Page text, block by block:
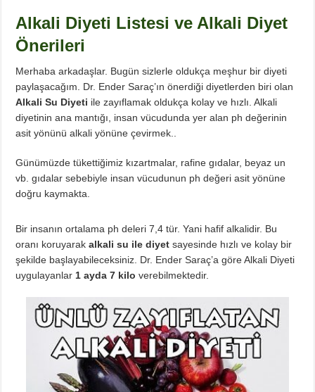
Alkali Diyeti Listesi ve Alkali Diyet
Önerileri
Merhaba arkadaşlar. Bugün sizlerle oldukça meşhur bir diyeti
paylaşacağım. Dr. Ender Saraç’ın önerdiği diyetlerden biri olan
Alkali Su Diyeti ile zayıflamak oldukça kolay ve hızlı. Alkali
diyetinin ana mantığı, insan vücudunda yer alan ph değerinin
asit yönünü alkali yönüne çevirmek..
Günümüzde tükettiğimiz kızartmalar, rafine gıdalar, beyaz un
vb. gıdalar sebebiyle insan vücudunun ph değeri asit yönüne
doğru kaymakta.
Bir insanın ortalama ph deleri 7,4 tür. Yani hafif alkalidir. Bu
oranı koruyarak alkali su ile diyetsayesinde hızlı ve kolay bir
şekilde başlayabileceksiniz. Dr. Ender Saraç’a göre Alkali Diyeti
uygulayanlar 1 ayda 7 kiloverebilmektedir.